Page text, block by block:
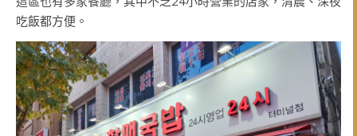
吃飯都方便。